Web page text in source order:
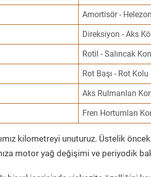
Amortisör -
Direksiyon - Aks
Rotil - Salıncak
Rot Başı - Rot
Aks Rulmanları
Fren Hortumları
kilometreyi unuturuz. Üstelik
motor yağ değişimi ve periyodik